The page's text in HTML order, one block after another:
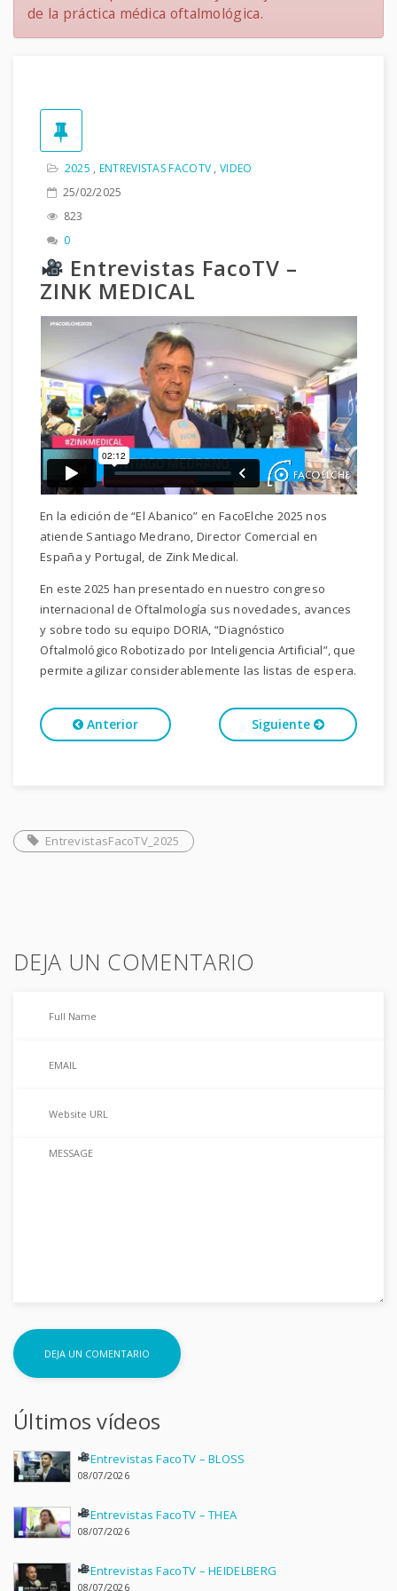
de la práctica médica oftalmológica.
2025 , ENTREVISTAS FACOTV ,VIDEO
25/02/2025
823
0
Entrevistas FacoTV –
ZINK MEDICAL
En la edición de “El Abanico” en FacoElche 2025 nos
atiende Santiago Medrano, Director Comercial en
España y Portugal, de Zink Medical.
En este 2025 han presentado en nuestro congreso
internacional de Oftalmología sus novedades, avances
y sobre todo su equipo DORIA, “Diagnóstico
Oftalmológico Robotizado por Inteligencia Artificial”, que
permite agilizar considerablemente las listas de espera.
Anterior Siguiente
EntrevistasFacoTV_2025
DEJA UN COMENTARIO
Últimos vídeos
Entrevistas FacoTV – BLOSS
08/07/2026
Entrevistas FacoTV – THEA
08/07/2026
Entrevistas FacoTV – HEIDELBERG
08/07/2026